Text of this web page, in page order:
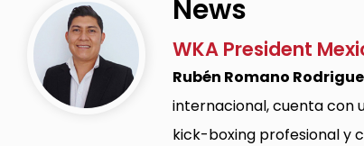
News
WKA President
Rubén Romano
internacional, cuenta con
kick-boxing profesional y